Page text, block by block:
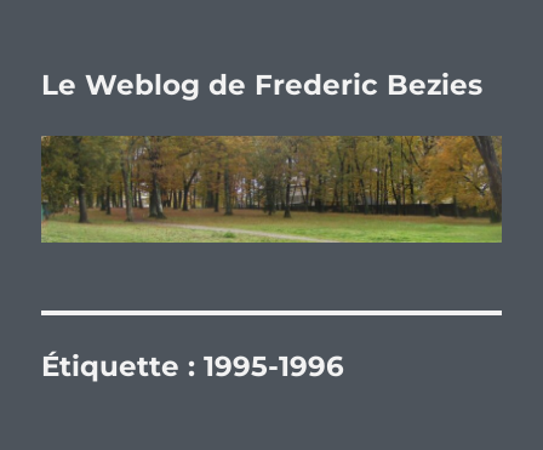
Le Weblog de Frederic Bezies
Étiquette :1995-1996